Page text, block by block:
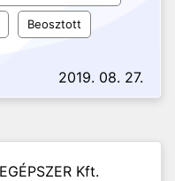
Beosztott
2019. 08. 27.
Kft.